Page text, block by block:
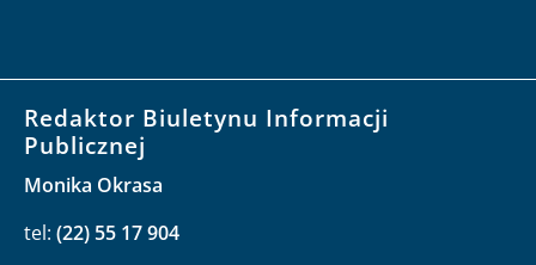
Redaktor Biuletynu Informacji
Publicznej
Monika Okrasa
tel: (22) 55 17 904